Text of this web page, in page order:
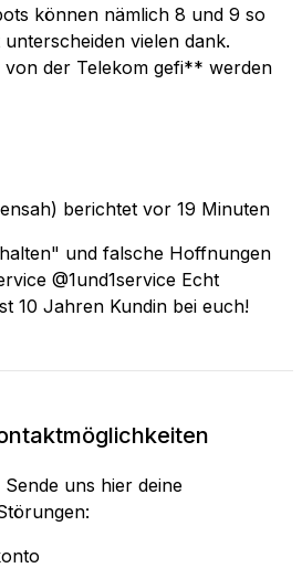
können nämlich 8 und 9 so
vielen dank.
der Telekom gefi** werden
berichtet vor 19 Minuten
und falsche Hoffnungen
@1und1service Echt
10 Jahren Kundin bei euch!
uns hier deine